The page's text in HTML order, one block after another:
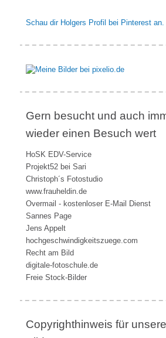
Schau dir Holgers Profil bei Pinterest an.
Gern besucht und auch
wieder einen Besuch wert
HoSK EDV-Service
Projekt52 bei Sari
Christoph´s Fotostudio
www.frauheldin.de
Overmail - kostenloser E-Mail Dienst
Sannes Page
Jens Appelt
hochgeschwindigkeitszuege.com
Recht am Bild
digitale-fotoschule.de
Freie Stock-Bilder
Copyrighthinweis für unsere